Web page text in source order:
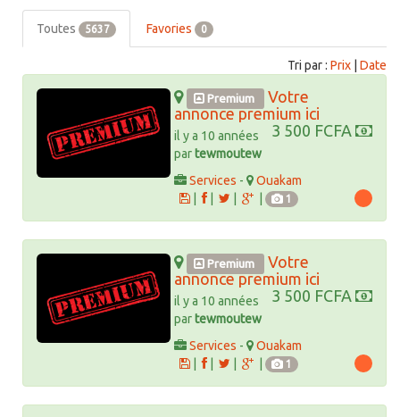
Toutes 5637 Favories 0
Tri par : Prix Date
Premium
Votre
annonce premium ici
3 500 FCFA
il y a 10 années
partewmoutew
Services -
Ouakam
|
1
Premium
Votre
annonce premium ici
3 500 FCFA
il y a 10 années
partewmoutew
Services -
Ouakam
|
1